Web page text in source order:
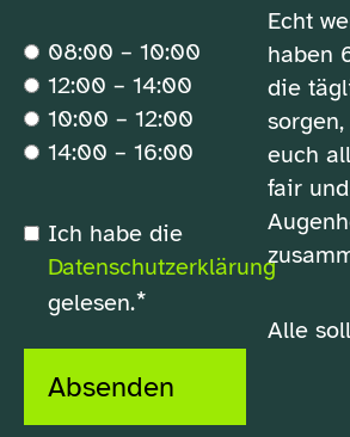
08:00 – 10:00
12:00 – 14:00
10:00 – 12:00
14:00 – 16:00
Datenschutzerklärung
Ich habe die
Datenschutzerklärung
gelesen.*
Absenden
Echt
haben
die
euch
fair
Alle